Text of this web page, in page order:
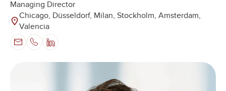
Managing Director
Chicago, Düsseldorf, Milan, Stockholm, Amsterdam,
Valencia